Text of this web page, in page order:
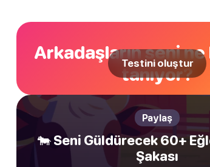
Arkadaşların seni
tanıyor?
Testini oluştur
Paylaş
🐄 Seni Güldürecek 60+
Şakası